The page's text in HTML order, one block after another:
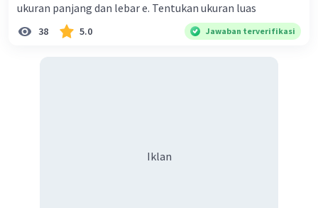
ukuran panjang dan lebar e. Tentukan ukuran luas
38 5.0 Jawaban terverifikasi
Iklan